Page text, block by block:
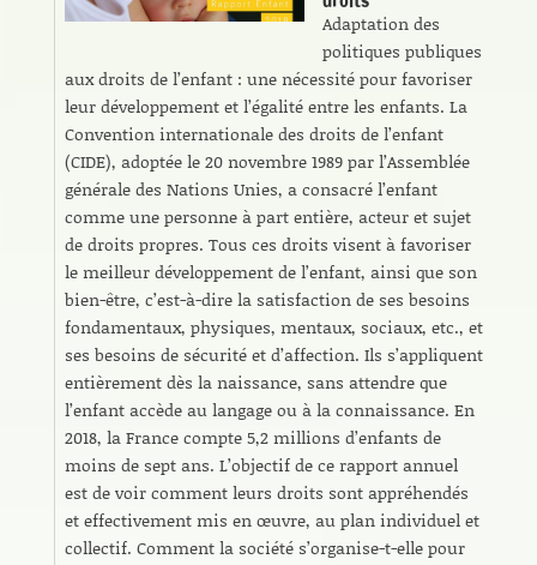
Adaptation des
politiques publiques
aux droits de l’enfant : une nécessité pour favoriser
leur développement et l’égalité entre les enfants. La
Convention internationale des droits de l’enfant
(CIDE), adoptée le 20 novembre 1989 par l’Assemblée
générale des Nations Unies, a consacré l’enfant
comme une personne à part entière, acteur et sujet
de droits propres. Tous ces droits visent à favoriser
le meilleur développement de l’enfant, ainsi que son
bien-être, c’est-à-dire la satisfaction de ses besoins
fondamentaux, physiques, mentaux, sociaux, etc., et
ses besoins de sécurité et d’affection. Ils s’appliquent
entièrement dès la naissance, sans attendre que
l’enfant accède au langage ou à la connaissance. En
2018, la France compte 5,2 millions d’enfants de
moins de sept ans. L’objectif de ce rapport annuel
est de voir comment leurs droits sont appréhendés
et effectivement mis en œuvre, au plan individuel et
collectif. Comment la société s’organise-t-elle pour